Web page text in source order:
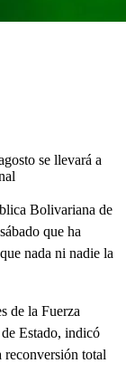
se llevará a
Bolivariana de
que ha
nada ni nadie la
de la Fuerza
Estado, indicó
reconversión total